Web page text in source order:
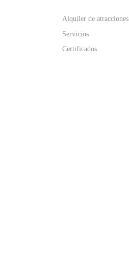
Alquiler de atracciones
Servicios
Certificados